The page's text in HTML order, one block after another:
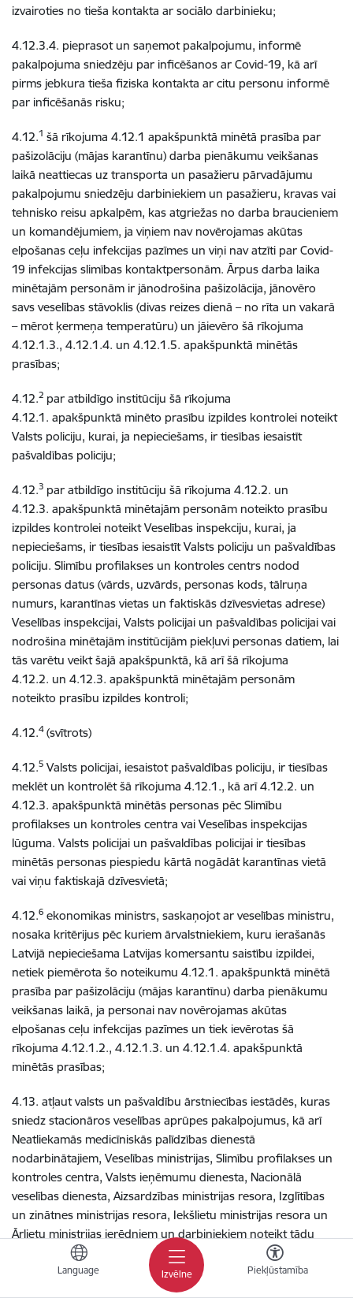
Izvēlne
Language Piekļūstamība
izvairoties no tieša kontakta ar sociālo darbinieku;
4.12.3.4. pieprasot un saņemot pakalpojumu, informē
pakalpojuma sniedzēju par inficēšanos ar Covid-19, kā arī
pirms jebkura tieša fiziska kontakta ar citu personu informē
par inficēšanās risku;
4.12.1 šā rīkojuma 4.12.1 apakšpunktā minētā prasība par
pašizolāciju (mājas karantīnu) darba pienākumu veikšanas
laikā neattiecas uz transporta un pasažieru pārvadājumu
pakalpojumu sniedzēju darbiniekiem un pasažieru, kravas vai
tehnisko reisu apkalpēm, kas atgriežas no darba braucieniem
un komandējumiem, ja viņiem nav novērojamas akūtas
elpošanas ceļu infekcijas pazīmes un viņi nav atzīti par Covid-
19 infekcijas slimības kontaktpersonām. Ārpus darba laika
minētajām personām ir jānodrošina pašizolācija, jānovēro
savs veselības stāvoklis (divas reizes dienā – no rīta un vakarā
– mērot ķermeņa temperatūru) un jāievēro šā rīkojuma
4.12.1.3., 4.12.1.4. un 4.12.1.5. apakšpunktā minētās
prasības;
4.12.2 par atbildīgo institūciju šā rīkojuma
4.12.1. apakšpunktā minēto prasību izpildes kontrolei noteikt
Valsts policiju, kurai, ja nepieciešams, ir tiesības iesaistīt
pašvaldības policiju;
4.12.3 par atbildīgo institūciju šā rīkojuma 4.12.2. un
4.12.3. apakšpunktā minētajām personām noteikto prasību
izpildes kontrolei noteikt Veselības inspekciju, kurai, ja
nepieciešams, ir tiesības iesaistīt Valsts policiju un pašvaldības
policiju. Slimību profilakses un kontroles centrs nodod
personas datus (vārds, uzvārds, personas kods, tālruņa
numurs, karantīnas vietas un faktiskās dzīvesvietas adrese)
Veselības inspekcijai, Valsts policijai un pašvaldības policijai vai
nodrošina minētajām institūcijām piekļuvi personas datiem, lai
tās varētu veikt šajā apakšpunktā, kā arī šā rīkojuma
4.12.2. un 4.12.3. apakšpunktā minētajām personām
noteikto prasību izpildes kontroli;
4.12.4(svītrots)
4.12.5 Valsts policijai, iesaistot pašvaldības policiju, ir tiesības
meklēt un kontrolēt šā rīkojuma 4.12.1., kā arī 4.12.2. un
4.12.3. apakšpunktā minētās personas pēc Slimību
profilakses un kontroles centra vai Veselības inspekcijas
lūguma. Valsts policijai un pašvaldības policijai ir tiesības
minētās personas piespiedu kārtā nogādāt karantīnas vietā
vai viņu faktiskajā dzīvesvietā;
4.12.6 ekonomikas ministrs, saskaņojot ar veselības ministru,
nosaka kritērijus pēc kuriem ārvalstniekiem, kuru ierašanās
Latvijā nepieciešama Latvijas komersantu saistību izpildei,
netiek piemērota šo noteikumu 4.12.1. apakšpunktā minētā
prasība par pašizolāciju (mājas karantīnu) darba pienākumu
veikšanas laikā, ja personai nav novērojamas akūtas
elpošanas ceļu infekcijas pazīmes un tiek ievērotas šā
rīkojuma 4.12.1.2., 4.12.1.3. un 4.12.1.4. apakšpunktā
minētās prasības;
4.13. atļaut valsts un pašvaldību ārstniecības iestādēs, kuras
sniedz stacionāros veselības aprūpes pakalpojumus, kā arī
Neatliekamās medicīniskās palīdzības dienestā
nodarbinātajiem, Veselības ministrijas, Slimību profilakses un
kontroles centra, Valsts ieņēmumu dienesta, Nacionālā
veselības dienesta, Aizsardzības ministrijas resora, Izglītības
un zinātnes ministrijas resora, Iekšlietu ministrijas resora un
Ārlietu ministrijas ierēdņiem un darbiniekiem noteikt tādu
virsstundu darba laiku, kas pārsniedz Darba likumā un
Ārstniecības likuma 53.1 panta otrajā daļā noteikto maksimālo
virsstundu laiku, bet nepārsniedz 60 stundas nedēļā. Uz šajā